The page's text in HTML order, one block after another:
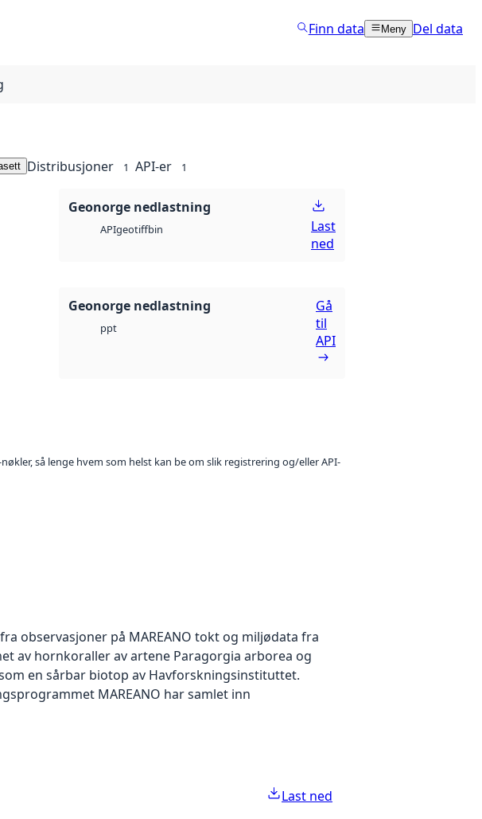
Finn data Meny Del data
Distribusjoner 1 API-er 1
Geonorge nedlastning
APIgeotiffbin
Last
ned
Geonorge nedlastning
ppt
Gå
til
API
så lenge hvem som helst kan be om slik registrering og/eller API-
observasjoner på MAREANO tokt og miljødata fra
av hornkoraller av artene Paragorgia arborea og
en sårbar biotop av Havforskningsinstituttet.
MAREANO har samlet inn
Last ned